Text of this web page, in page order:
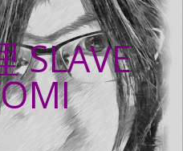
SLAVE